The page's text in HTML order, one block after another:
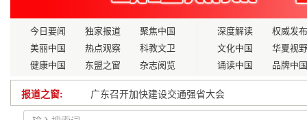
今日要闻 独家报道
聚焦中国
美丽中国
热点观察
科教文卫
健康中国
东盟之窗 杂志阅览
深度解读
权威发布
文化中国
华夏视野
诵读中国
品牌中国
报道之窗:
广东召开加快建设交通强省大会